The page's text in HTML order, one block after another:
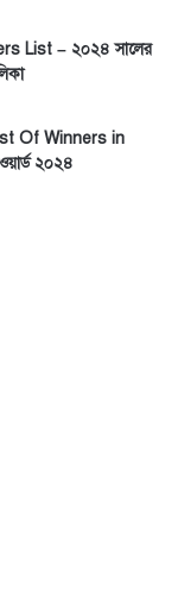
List – ২০২৪ সালের
Of Winners in
২০২৪